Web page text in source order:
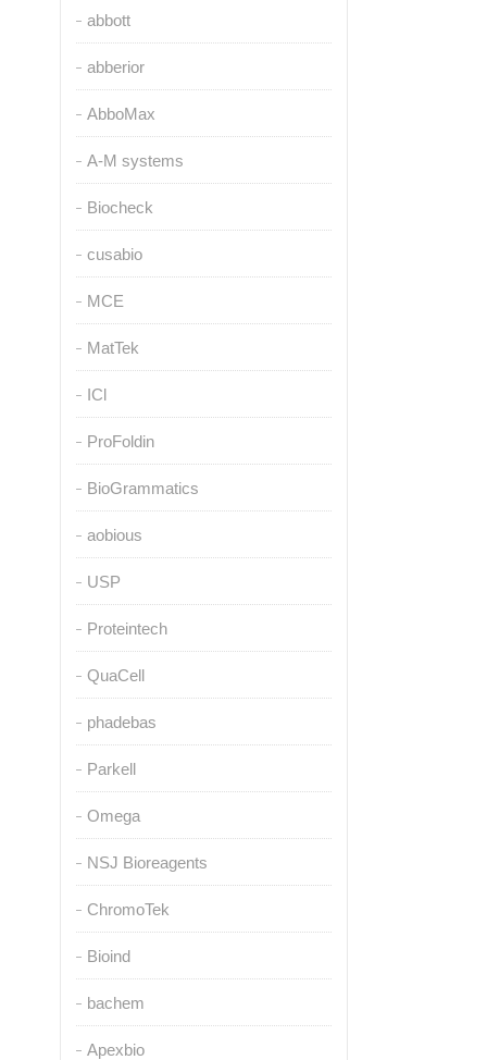
abbott
abberior
AbboMax
A-M systems
Biocheck
cusabio
MCE
MatTek
ICl
ProFoldin
BioGrammatics
aobious
USP
Proteintech
QuaCell
phadebas
Parkell
Omega
NSJ Bioreagents
ChromoTek
Bioind
bachem
Apexbio